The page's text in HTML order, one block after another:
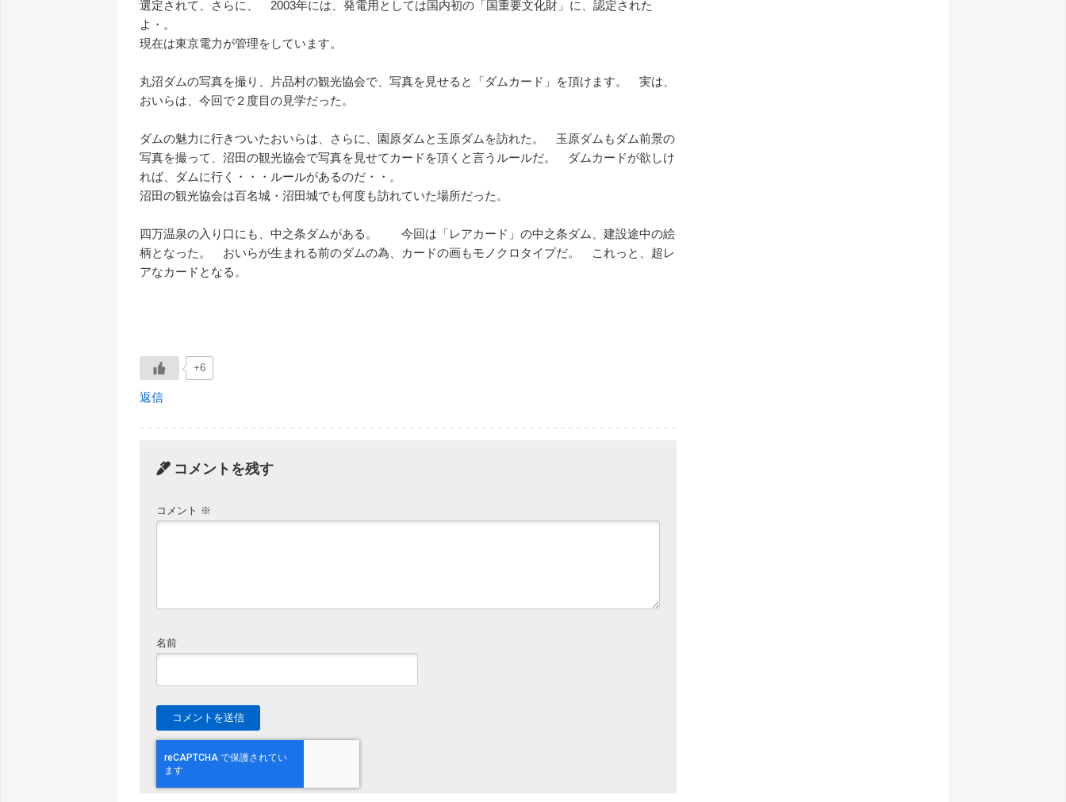
選定されて、さらに、 2003年には、発電用としては国内初の「国重要文化財」に、認定された
よ・。
現在は東京電力が管理をしています。
丸沼ダムの写真を撮り、片品村の観光協会で、写真を見せると「ダムカード」を頂けます。 実は、
おいらは、今回で２度目の見学だった。
ダムの魅力に行きついたおいらは、さらに、園原ダムと玉原ダムを訪れた。 玉原ダムもダム前景の
写真を撮って、沼田の観光協会で写真を見せてカードを頂くと言うルールだ。 ダムカードが欲しけ
れば、ダムに行く・・・ルールがあるのだ・・。
沼田の観光協会は百名城・沼田城でも何度も訪れていた場所だった。
四万温泉の入り口にも、中之条ダムがある。 今回は「レアカード」の中之条ダム、建設途中の絵
柄となった。 おいらが生まれる前のダムの為、カードの画もモノクロタイプだ。 これっと、超レ
アなカードとなる。
+6
返信
コメントを残す
コメント ※
名前